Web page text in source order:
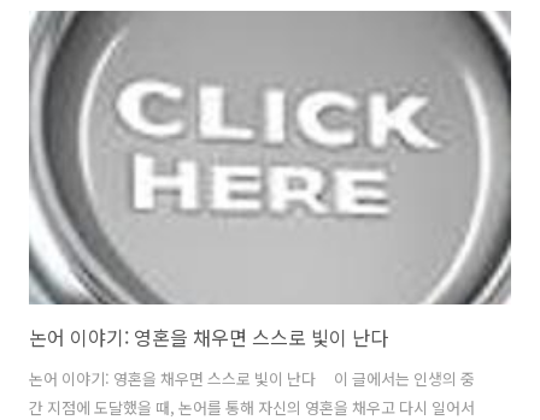
어들면, 우리는 종종 삶의 방향을 재정립하고 반성하는 시간을 갖게 됩니
다. 이 시기에 논어를 만나는 것은 단순한 고전 텍스트의 읽기를 넘어서,
새로운 시작을 의미합니다. 공자의 가르침은 삶의 본질과 행복의 의미를
깨닫게 해주며, 인생의 방향을 재설정하는 데 도움을 줍니다. 이러한 과
정 속에서 우리는 남들의 시선이 아닌 자신의 마음의 소리에..
논어 이야기: 영혼을 채우면 스스로 빛이 난다
논어 이야기: 영혼을 채우면 스스로 빛이 난다 이 글에서는 인생의 중
간 지점에 도달했을 때, 논어를 통해 자신의 영혼을 채우고 다시 일어서